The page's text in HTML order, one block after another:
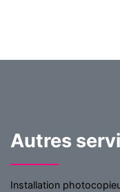
Autres
Installation